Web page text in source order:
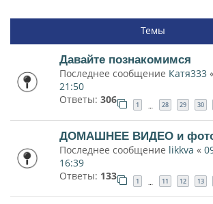
Темы
Давайте познакомимся
Последнее сообщение Катя333
21:50
Ответы: 306 1 … 28 29 30
ДОМАШНЕЕ ВИДЕО и
Последнее сообщение likkva «
16:39
Ответы: 133 1 … 11 12 13